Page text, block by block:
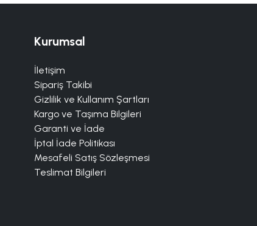
Kurumsal
İletişim
Sipariş Takibi
Gizlilik ve Kullanım Şartları
Kargo ve Taşıma Bilgileri
Garanti ve İade
İptal İade Politikası
Mesafeli Satış Sözleşmesi
Teslimat Bilgileri